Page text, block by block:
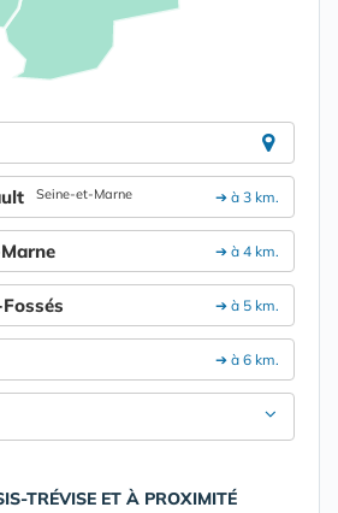
➔ à 3 km.
Seine-et-Marne
➔ à 4 km.
➔ à 5 km.
➔ à 6 km.
TRÉVISE ET À PROXIMITÉ